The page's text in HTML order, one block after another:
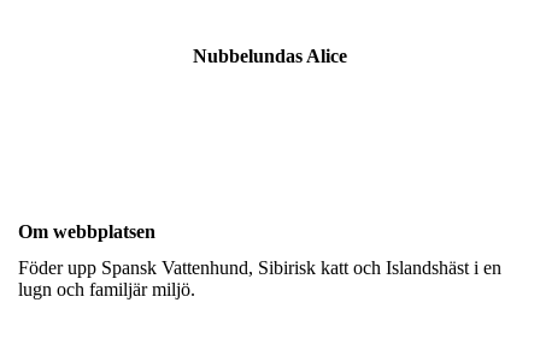
Nubbelundas Alice
Om webbplatsen
Föder upp Spansk Vattenhund, Sibirisk katt och Islandshäst i en
lugn och familjär miljö.